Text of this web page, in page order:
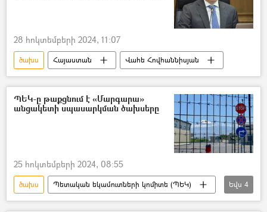
28 հոկտեմբերի 2024, 11:07
ծախս Հայաստան Վահե Հովհաննիսյան
ՊԵԿ-ը թաքցնում է «Մարգարա»
անցակետի սպասարկման ծախսերը
25 հոկտեմբերի 2024, 08:55
ծախս
Պետական եկամուտների կոմիտե (ՊԵԿ)
Մարգարա
անցակետ
Հայաստան
Եվս 4